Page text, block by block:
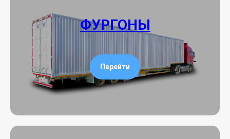
ФУРГОНЫ
Перейти